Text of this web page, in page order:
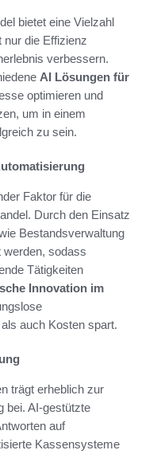
bietet eine Vielzahl
nur die Effizienz
verbessern.
AI Lösungen für
optimieren und
um in einem
zu sein.
Faktor für die
Durch den Einsatz
Bestandsverwaltung
sodass
Tätigkeiten
Innovation im
auch Kosten spart.
trägt erheblich zur
bei. AI-gestützte
auf
Kassensysteme